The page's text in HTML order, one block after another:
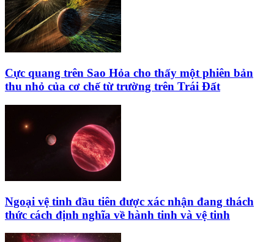
Cực quang trên Sao Hỏa cho thấy một phiên bản
thu nhỏ của cơ chế từ trường trên Trái Đất
Ngoại vệ tinh đầu tiên được xác nhận đang thách
thức cách định nghĩa về hành tinh và vệ tinh